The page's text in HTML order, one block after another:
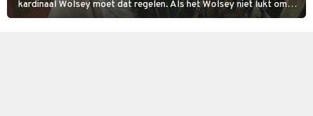
kardinaal Wolsey moet dat regelen. Als het Wolsey niet lukt om
pauselijke toestemming te krijgen, zet de koning hem uit zijn